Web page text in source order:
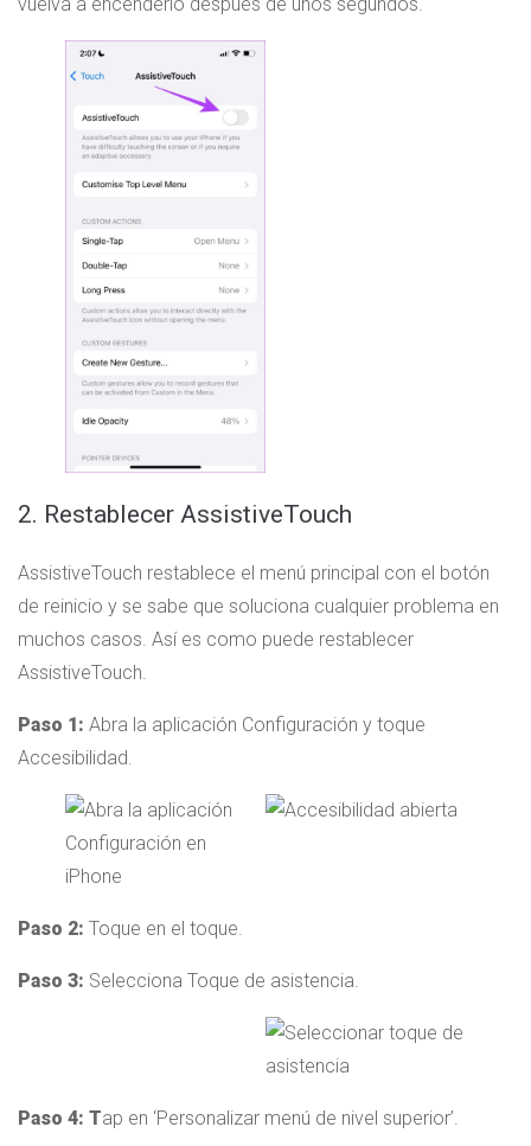
2. Restablecer AssistiveTouch
AssistiveTouch restablece el menú principal con el botón
de reinicio y se sabe que soluciona cualquier problema en
muchos casos. Así es como puede restablecer
AssistiveTouch.
Paso 1: Abra la aplicación Configuración y toque
Accesibilidad.
Paso 2: Toque en el toque.
Paso 3: Selecciona Toque de asistencia.
Paso 4: Tap en ‘Personalizar menú de nivel superior’.